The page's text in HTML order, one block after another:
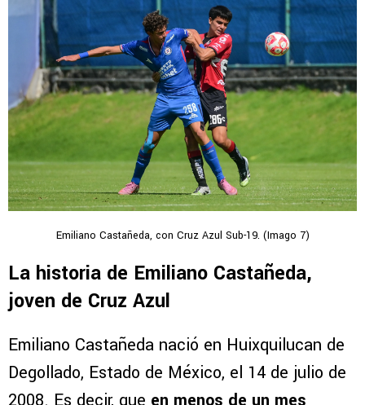
Emiliano Castañeda, con Cruz Azul Sub-19. (Imago 7)
La historia de Emiliano Castañeda,
joven de Cruz Azul
Emiliano Castañeda nació en Huixquilucan de
Degollado, Estado de México, el 14 de julio de